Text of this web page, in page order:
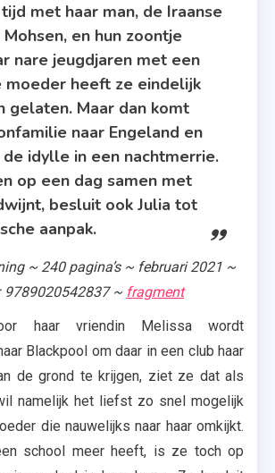
&
met haar man, de Iraanse
Mohsen, en hun zoontje
nare jeugdjaren met een
heeft ze eindelijk
gelaten. Maar dan komt
naar Engeland en
idylle in een nachtmerrie.
op een dag samen met
besluit ook Julia tot
aanpak.
~ 240 pagina’s ~ februari 2021 ~
9789020542837 ~ fragment
haar vriendin Melissa wordt
Blackpool om daar in een club haar
de grond te krijgen, ziet ze dat als
namelijk het liefst zo snel mogelijk
die nauwelijks naar haar omkijkt.
school meer heeft, is ze toch op